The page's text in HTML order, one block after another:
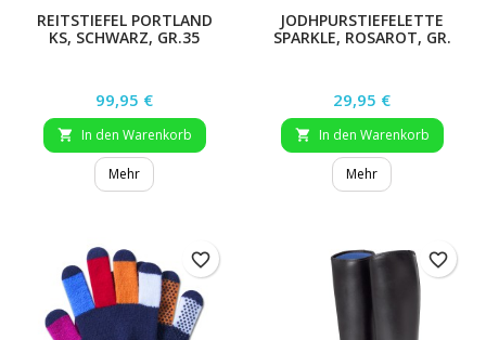
REITSTIEFEL PORTLAND
KS, SCHWARZ, GR.35
Preis
99,95 €
 In den Warenkorb
Mehr
JODHPURSTIEFELETTE
SPARKLE, ROSAROT, GR.
Preis
29,95 €
 In den Warenkorb
Mehr
favorite_border favorite_border